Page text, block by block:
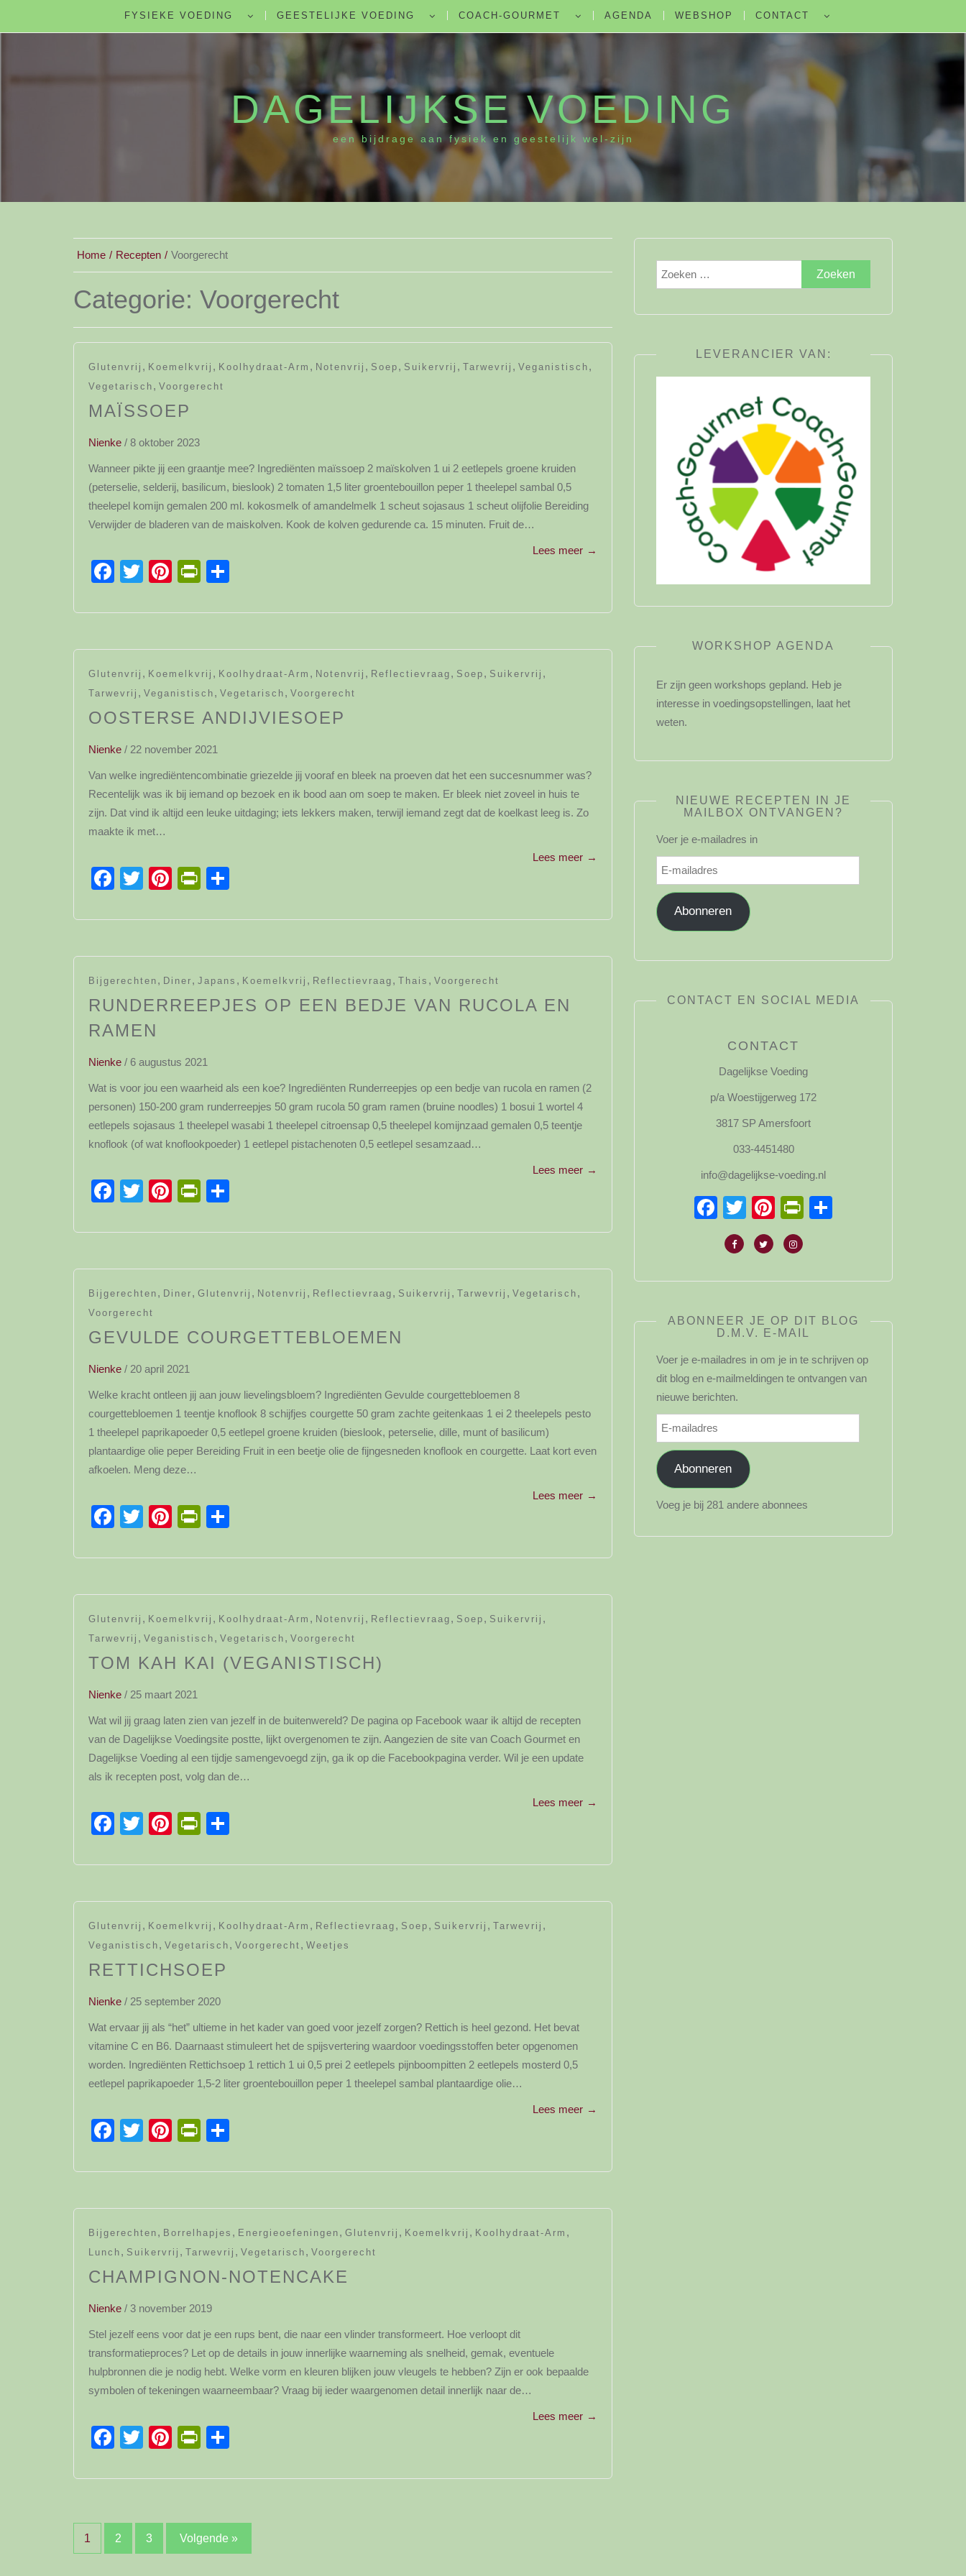
FYSIEKE VOEDING GEESTELIJKE VOEDING COACH-GOURMET AGENDA WEBSHOP CONTACT
DAGELIJKSE VOEDING
een bijdrage aan fysiek en geestelijk wel-zijn
Home Recepten Voorgerecht
Categorie: Voorgerecht
Glutenvrij , Koemelkvrij , Koolhydraat-Arm , Notenvrij , Soep , Suikervrij , Tarwevrij , Veganistisch ,
Vegetarisch , Voorgerecht
MAÏSSOEP
Nienke / 8 oktober 2023
Wanneer pikte jij een graantje mee? Ingrediënten maïssoep 2 maïskolven 1 ui 2 eetlepels groene kruiden
(peterselie, selderij, basilicum, bieslook) 2 tomaten 1,5 liter groentebouillon peper 1 theelepel sambal 0,5
theelepel komijn gemalen 200 ml. kokosmelk of amandelmelk 1 scheut sojasaus 1 scheut olijfolie Bereiding
Verwijder de bladeren van de maiskolven. Kook de kolven gedurende ca. 15 minuten. Fruit de…
Lees meer →
Facebook
TwitterPinterest
PrintFriendly
Glutenvrij , Koemelkvrij , Koolhydraat-Arm , Notenvrij , Reflectievraag , Soep , Suikervrij ,
Tarwevrij , Veganistisch , Vegetarisch , Voorgerecht
OOSTERSE ANDIJVIESOEP
Nienke / 22 november 2021
Van welke ingrediëntencombinatie griezelde jij vooraf en bleek na proeven dat het een succesnummer was?
Recentelijk was ik bij iemand op bezoek en ik bood aan om soep te maken. Er bleek niet zoveel in huis te
zijn. Dat vind ik altijd een leuke uitdaging; iets lekkers maken, terwijl iemand zegt dat de koelkast leeg is. Zo
maakte ik met…
Lees meer →
Facebook
TwitterPinterest
PrintFriendly
Bijgerechten , Diner , Japans , Koemelkvrij , Reflectievraag , Thais , Voorgerecht
RUNDERREEPJES OP EEN BEDJE VAN RUCOLA EN
RAMEN
Nienke / 6 augustus 2021
Wat is voor jou een waarheid als een koe? Ingrediënten Runderreepjes op een bedje van rucola en ramen (2
personen) 150-200 gram runderreepjes 50 gram rucola 50 gram ramen (bruine noodles) 1 bosui 1 wortel 4
eetlepels sojasaus 1 theelepel wasabi 1 theelepel citroensap 0,5 theelepel komijnzaad gemalen 0,5 teentje
knoflook (of wat knoflookpoeder) 1 eetlepel pistachenoten 0,5 eetlepel sesamzaad…
Lees meer →
Facebook
TwitterPinterest
PrintFriendly
Bijgerechten , Diner , Glutenvrij , Notenvrij , Reflectievraag , Suikervrij , Tarwevrij , Vegetarisch ,
Voorgerecht
GEVULDE COURGETTEBLOEMEN
Nienke / 20 april 2021
Welke kracht ontleen jij aan jouw lievelingsbloem? Ingrediënten Gevulde courgettebloemen 8
courgettebloemen 1 teentje knoflook 8 schijfjes courgette 50 gram zachte geitenkaas 1 ei 2 theelepels pesto
1 theelepel paprikapoeder 0,5 eetlepel groene kruiden (bieslook, peterselie, dille, munt of basilicum)
plantaardige olie peper Bereiding Fruit in een beetje olie de fijngesneden knoflook en courgette. Laat kort even
afkoelen. Meng deze…
Lees meer →
Facebook
TwitterPinterest
PrintFriendly
Glutenvrij , Koemelkvrij , Koolhydraat-Arm , Notenvrij , Reflectievraag , Soep , Suikervrij ,
Tarwevrij , Veganistisch , Vegetarisch , Voorgerecht
TOM KAH KAI (VEGANISTISCH)
Nienke / 25 maart 2021
Wat wil jij graag laten zien van jezelf in de buitenwereld? De pagina op Facebook waar ik altijd de recepten
van de Dagelijkse Voedingsite postte, lijkt overgenomen te zijn. Aangezien de site van Coach Gourmet en
Dagelijkse Voeding al een tijdje samengevoegd zijn, ga ik op die Facebookpagina verder. Wil je een update
als ik recepten post, volg dan de…
Lees meer →
Facebook
TwitterPinterest
PrintFriendly
Glutenvrij , Koemelkvrij , Koolhydraat-Arm , Reflectievraag , Soep , Suikervrij , Tarwevrij ,
Veganistisch , Vegetarisch , Voorgerecht , Weetjes
RETTICHSOEP
Nienke / 25 september 2020
Wat ervaar jij als “het” ultieme in het kader van goed voor jezelf zorgen? Rettich is heel gezond. Het bevat
vitamine C en B6. Daarnaast stimuleert het de spijsvertering waardoor voedingsstoffen beter opgenomen
worden. Ingrediënten Rettichsoep 1 rettich 1 ui 0,5 prei 2 eetlepels pijnboompitten 2 eetlepels mosterd 0,5
eetlepel paprikapoeder 1,5-2 liter groentebouillon peper 1 theelepel sambal plantaardige olie…
Lees meer →
Facebook
TwitterPinterest
PrintFriendly
Bijgerechten , Borrelhapjes , Energieoefeningen , Glutenvrij , Koemelkvrij , Koolhydraat-Arm ,
Lunch , Suikervrij , Tarwevrij , Vegetarisch , Voorgerecht
CHAMPIGNON-NOTENCAKE
Nienke / 3 november 2019
Stel jezelf eens voor dat je een rups bent, die naar een vlinder transformeert. Hoe verloopt dit
transformatieproces? Let op de details in jouw innerlijke waarneming als snelheid, gemak, eventuele
hulpbronnen die je nodig hebt. Welke vorm en kleuren blijken jouw vleugels te hebben? Zijn er ook bepaalde
symbolen of tekeningen waarneembaar? Vraag bij ieder waargenomen detail innerlijk naar de…
Lees meer →
Facebook
TwitterPinterest
PrintFriendly
Berichten
1 2 3 Volgende »
Zoeken
naar:
LEVERANCIER VAN:
WORKSHOP AGENDA
Er zijn geen workshops gepland. Heb je
interesse in voedingsopstellingen, laat het
weten.
NIEUWE RECEPTEN IN JE
MAILBOX ONTVANGEN?
Voer je e-mailadres in
E-
mailadres
Abonneren
CONTACT EN SOCIAL MEDIA
CONTACT
Dagelijkse Voeding
p/a Woestijgerweg 172
3817 SP Amersfoort
033-4451480
info@dagelijkse-voeding.nl
Facebook
TwitterPinterest
PrintFriendly
ABONNEER JE OP DIT BLOG
D.M.V. E-MAIL
Voer je e-mailadres in om je in te schrijven op
dit blog en e-mailmeldingen te ontvangen van
nieuwe berichten.
E-
mailadres
Abonneren
Voeg je bij 281 andere abonnees